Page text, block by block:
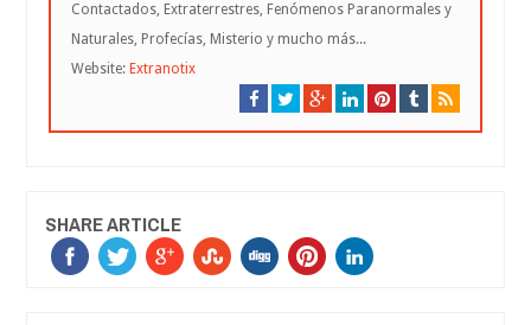
Contactados, Extraterrestres, Fenómenos Paranormales y
Naturales, Profecías, Misterio y mucho más...
Website: Extranotix
SHARE ARTICLE